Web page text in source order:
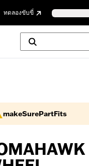
ทดลองขับขี่
makeSurePartFits